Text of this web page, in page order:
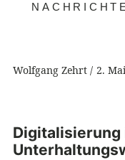
Wolfgang Zehrt 2.
Digitalisierung